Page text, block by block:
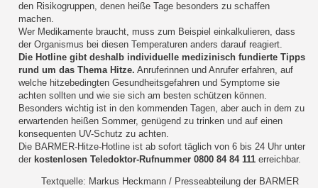
den Risikogruppen, denen heiße Tage besonders zu schaffen
machen.
Wer Medikamente braucht, muss zum Beispiel einkalkulieren, dass
der Organismus bei diesen Temperaturen anders darauf reagiert.
Die Hotline gibt deshalb individuelle medizinisch fundierte Tipps
rund um das Thema Hitze. Anruferinnen und Anrufer erfahren, auf
welche hitzebedingten Gesundheitsgefahren und Symptome sie
achten sollten und wie sie sich am besten schützen können.
Besonders wichtig ist in den kommenden Tagen, aber auch in dem zu
erwartenden heißen Sommer, genügend zu trinken und auf einen
konsequenten UV-Schutz zu achten.
Die BARMER-Hitze-Hotline ist ab sofort täglich von 6 bis 24 Uhr unter
der kostenlosen Teledoktor-Rufnummer 0800 84 84 111erreichbar.
Textquelle: Markus Heckmann / Presseabteilung der BARMER